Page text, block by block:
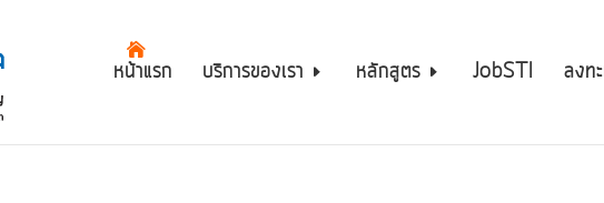
หน้าแรก บริการของเรา หลักสูตร JobSTI ลงท